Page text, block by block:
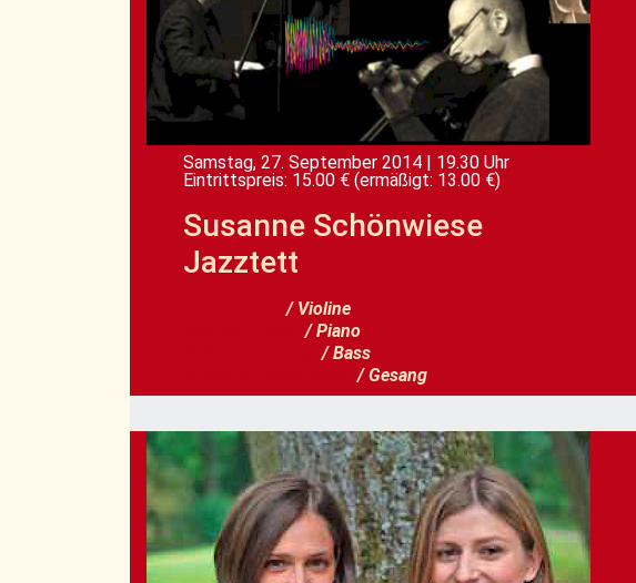
Samstag, 27. September 2014 | 19.30 Uhr
Eintrittspreis: 15.00 € (ermäßigt: 13.00 €)
Susanne Schönwiese
Jazztett
/ Violine
/ Piano
/ Bass
/ Gesang